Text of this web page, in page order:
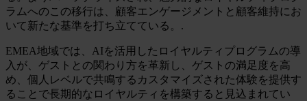
ラムへのこの移行は、顧客エンゲージメントと顧客維持にお
いて新たな基準を打ち立てている。.
EMEA地域では、AIを活用したロイヤルティプログラムの導
入が、ゲストとの関わり方を革新し、ゲストの満足度を高
め、個人レベルで共鳴するカスタマイズされた体験を提供す
ることで長期的なロイヤルティを構築すると見込まれてい